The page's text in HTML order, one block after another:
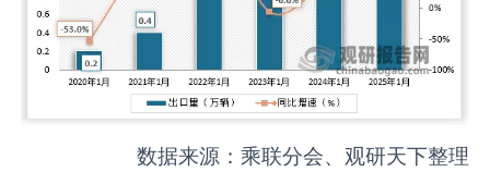
数据来源：乘联分会、观研天下整理